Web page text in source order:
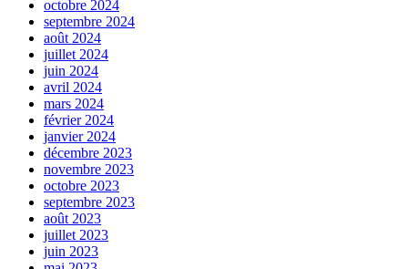
octobre 2024
septembre 2024
août 2024
juillet 2024
juin 2024
avril 2024
mars 2024
février 2024
janvier 2024
décembre 2023
novembre 2023
octobre 2023
septembre 2023
août 2023
juillet 2023
juin 2023